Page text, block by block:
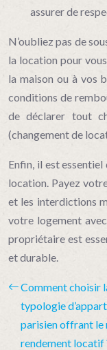
assurer de
N’oubliez pas de
la location pour
la maison ou à vos
conditions de
de déclarer tout
(changement de
Enfin, il est
location. Payez
et les interdictions
votre logement
propriétaire est
et durable.
Comment choisir
typologie
parisien offrant le
rendement locatif